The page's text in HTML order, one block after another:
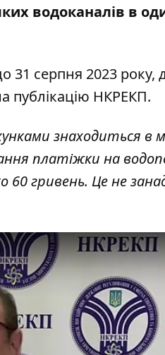
водоканалів в
серпня 2023 року,
публікацію НКРЕКП.
знаходиться в
платіжки на
60 гривень. Це не